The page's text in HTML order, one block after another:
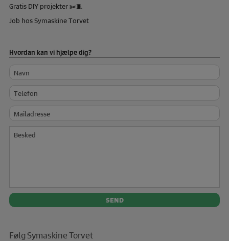
Gratis DIY projekter ✂️🧵
Job hos Symaskine Torvet
Hvordan kan vi hjælpe dig?
Navn
Telefon
Mailadresse
Besked
Følg Symaskine Torvet